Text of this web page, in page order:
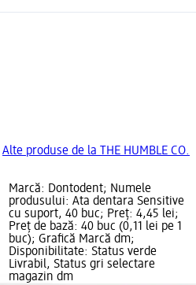
Alte produse de la THE HUMBLE CO.
Marcă: Dontodent; Numele
produsului: Ata dentara Sensitive
cu suport, 40 buc; Preț: 4,45 lei;
Preț de bază: 40 buc (0,11 lei pe 1
buc); Grafică Marcă dm;
Disponibilitate: Status verde
Livrabil, Status gri selectare
magazin dm